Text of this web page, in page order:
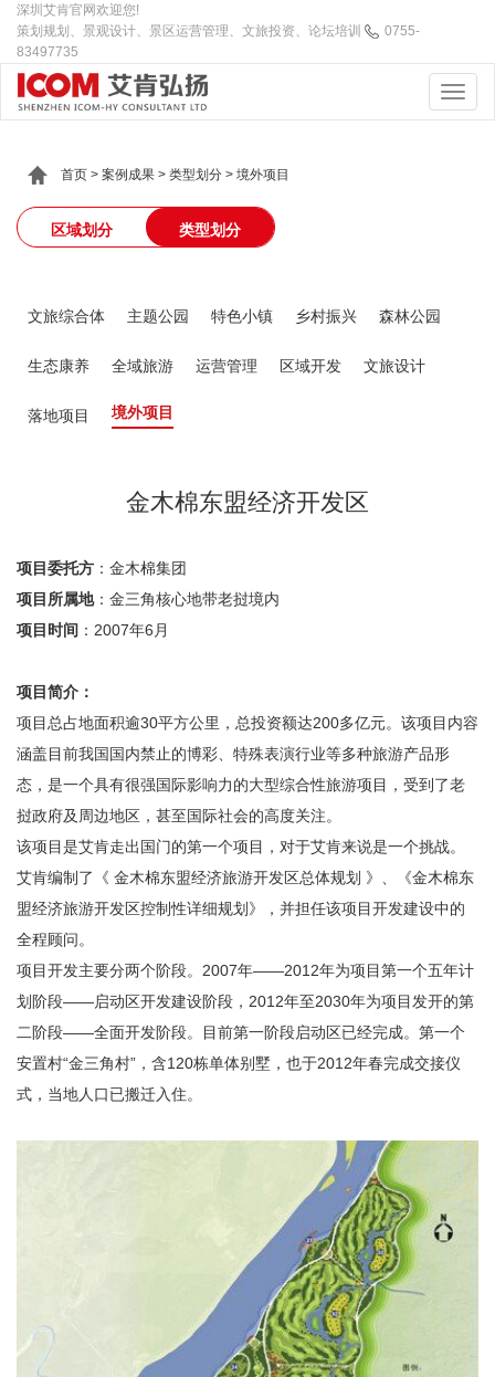
深圳艾肯官网欢迎您!
策划规划、景观设计、景区运营管理、文旅投资、论坛培训
0755-
83497735
首页 > 案例成果 > 类型划分 > 境外项目
区域划分 类型划分
文旅综合体 主题公园 特色小镇 乡村振兴 森林公园
生态康养 全域旅游 运营管理 区域开发 文旅设计
落地项目 境外项目
金木棉东盟经济开发区
项目委托方 ：金木棉集团
项目所属地：金三角核心地带老挝境内
项目时间 ：2007年6月
项目简介：
项目总占地面积逾30平方公里，总投资额达200多亿元。该项目内容
涵盖目前我国国内禁止的博彩、特殊表演行业等多种旅游产品形
态，是一个具有很强国际影响力的大型综合性旅游项目，受到了老
挝政府及周边地区，甚至国际社会的高度关注。
该项目是艾肯走出国门的第一个项目，对于艾肯来说是一个挑战。
艾肯编制了《 金木棉东盟经济旅游开发区总体规划 》、《金木棉东
盟经济旅游开发区控制性详细规划》，并担任该项目开发建设中的
全程顾问。
项目开发主要分两个阶段。2007年——2012年为项目第一个五年计
划阶段——启动区开发建设阶段，2012年至2030年为项目发开的第
二阶段——全面开发阶段。目前第一阶段启动区已经完成。第一个
安置村“金三角村”，含120栋单体别墅，也于2012年春完成交接仪
式，当地人口已搬迁入住。